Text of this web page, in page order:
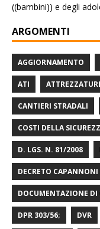
((bambini)) e degli
ARGOMENTI
AGGIORNAMENTO
ATI
CANTIERI STRADALI
COSTI DELLA
D. LGS. N. 81/2008
DECRETO CAPANNONI
DOCUMENTAZIONE DI
DPR 303/56; DVR